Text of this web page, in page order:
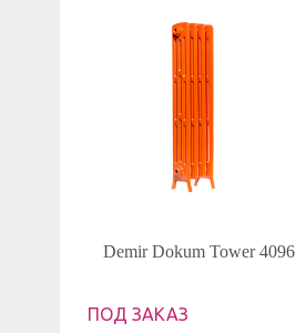
Demir Dokum Tower 4096
ПОД ЗАКАЗ